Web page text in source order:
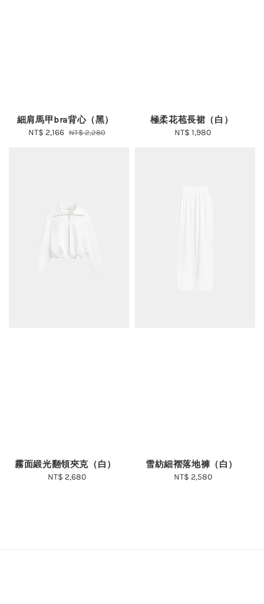
細肩馬甲bra背心（黑）
Sale
NT$ 2,166 Regular
NT$ 2,280
極柔花苞長裙（白）
Regular
NT$ 1,980
霧面緞光翻領夾克（白）
Regular
NT$ 2,680
雪紡細褶落地褲（白）
Regular
NT$ 2,580